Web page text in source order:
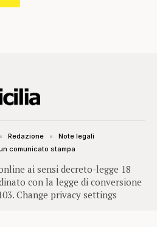
ai sensi decreto-legge 18
con la legge di conversione
Change privacy settings
Redazione
Note legali
comunicato stampa